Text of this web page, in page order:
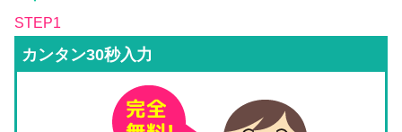
STEP1
カンタン30秒入力